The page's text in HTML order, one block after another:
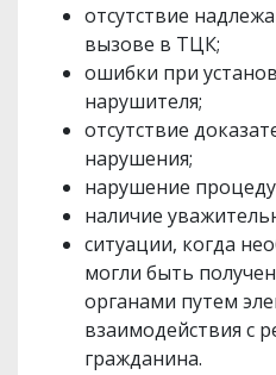
отсутствие
вызове в ТЦК;
ошибки при
нарушителя;
отсутствие
нарушения;
нарушение
наличие
ситуации, когда
могли быть
органами путем
взаимодействия с
гражданина.